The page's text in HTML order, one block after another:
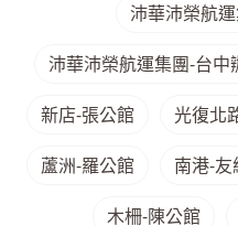
沛華沛榮航
沛華沛榮航運集團-台中
新店-張公館 光復北
蘆洲-羅公館 南港-友
木柵-陳公館